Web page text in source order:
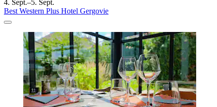
4. Sept.–5. Sept.
Best Western Plus Hotel Gergovie